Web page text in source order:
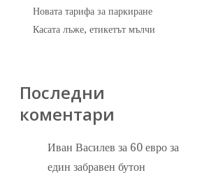
Новата тарифа за паркиране
Касата лъже, етикетът мълчи
Последни
коментари
Иван Василев за 60 евро за
един забравен бутон